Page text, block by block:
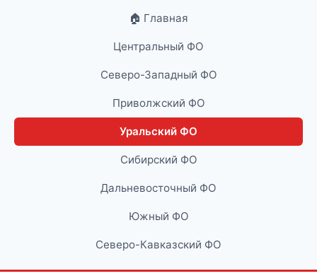
🏠 Главная
Центральный ФО
Северо-Западный ФО
Приволжский ФО
Уральский ФО
Сибирский ФО
Дальневосточный ФО
Южный ФО
Северо-Кавказский ФО